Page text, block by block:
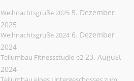
Weihnachtsgrüße 2025 5. Dezember
2025
Weihnachtsgrüße 2024 6. Dezember
2024
Teilumbau Fitnessstudio e2 23. August
2024